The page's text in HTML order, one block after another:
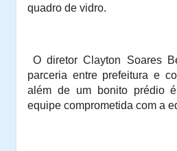
quadro de vidro.
O diretor Clayton Soares
parceria entre prefeitura e
além de um bonito prédio
equipe comprometida com a